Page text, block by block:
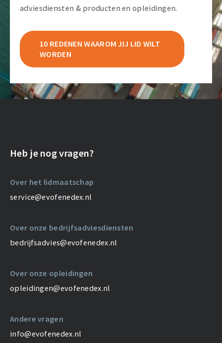
adviesdiensten & producten en opleidingen.
10 REDENEN WAAROM JIJ LID WILT
WORDEN
Heb je nog vragen?
Over het lidmaatschap
service@evofenedex.nl
Over onze bedrijfsadviesdiensten
bedrijfsadvies@evofenedex.nl
Over onze opleidingen
opleidingen@evofenedex.nl
Andere vragen
info@evofenedex.nl